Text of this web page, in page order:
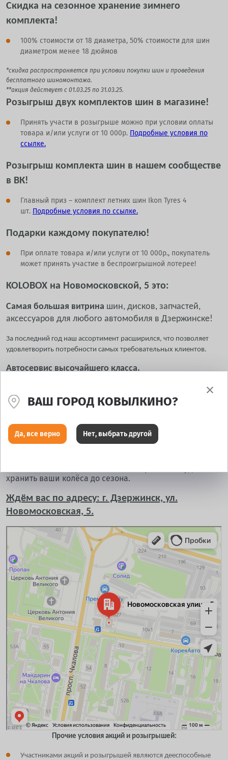
Скидка на сезонное хранение зимнего
комплекта!
100% стоимости от 18 диаметра, 50% стоимости для шин
диаметром менее 18 дюймов
*скидка распространяется при условии покупки шин и проведения
бесплатного шиномонтажа.
**акция действует с 01.03.25 по 31.03.25.
Розыгрыш двух комплектов шин в магазине!
Принять участи в розыгрыше можно при условии оплаты
товара и/или услуги от 10 000р. Подробные условия по
ссылке.
Розыгрыш комплекта шин в нашем сообществе
в ВК!
Главный приз – комплект летних шин Ikon Tyres 4
шт. Подробные условия по ссылке.
Подарки каждому покупателю!
При оплате товара и/или услуги от 10 000р., покупатель
может принять участие в беспроигрышной лотерее!
KOLOBOX на Новомосковской, 5 это:
Самая большая витрина шин, дисков, запчастей,
аксессуаров для любого автомобиля в Дзержинске!
За последний год наш ассортимент расширился, что позволяет
удовлетворить потребности самых требовательных клиентов.
Автосервис высочайшего класса.
ять сервисных постов, современное
оборудование и высококвалифицированные специалисты готовы
помочь вам. Здесь вы можете выполнить ремонт автомобиля
обслуживание.
хранить ваши колёса до сезона.
Ждём вас по адресу: г. Дзержинск, ул.
Новомосковская, 5.
Прочие условия акций и розыгрышей:
Участниками акций и розыгрышей являются дееспособные
ВАШ ГОРОД КОВЫЛКИНО?
Да, все верно Нет, выбрать другой